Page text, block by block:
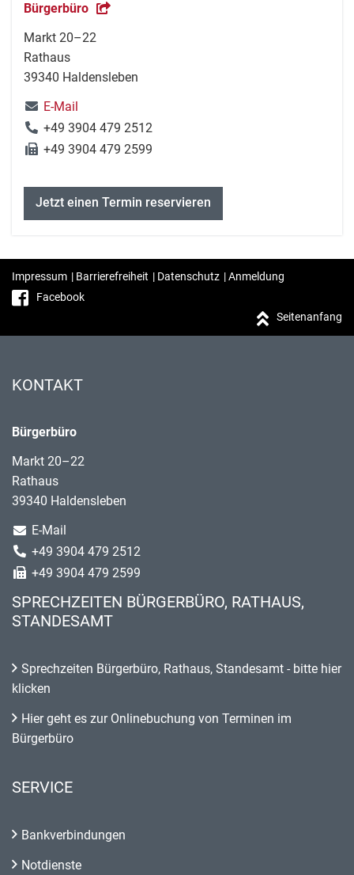
Bürgerbüro
Markt 20–22
Rathaus
39340 Haldensleben
E-Mail
+49 3904 479 2512
+49 3904 479 2599
Jetzt einen Termin reservieren
Impressum | Barrierefreiheit | Datenschutz |Anmeldung
Facebook
Seitenanfang
KONTAKT
Bürgerbüro
Markt 20–22
Rathaus
39340 Haldensleben
E-Mail
+49 3904 479 2512
+49 3904 479 2599
SPRECHZEITEN BÜRGERBÜRO, RATHAUS,
STANDESAMT
Sprechzeiten Bürgerbüro, Rathaus, Standesamt - bitte hier
klicken
Hier geht es zur Onlinebuchung von Terminen im
Bürgerbüro
SERVICE
Bankverbindungen
Notdienste